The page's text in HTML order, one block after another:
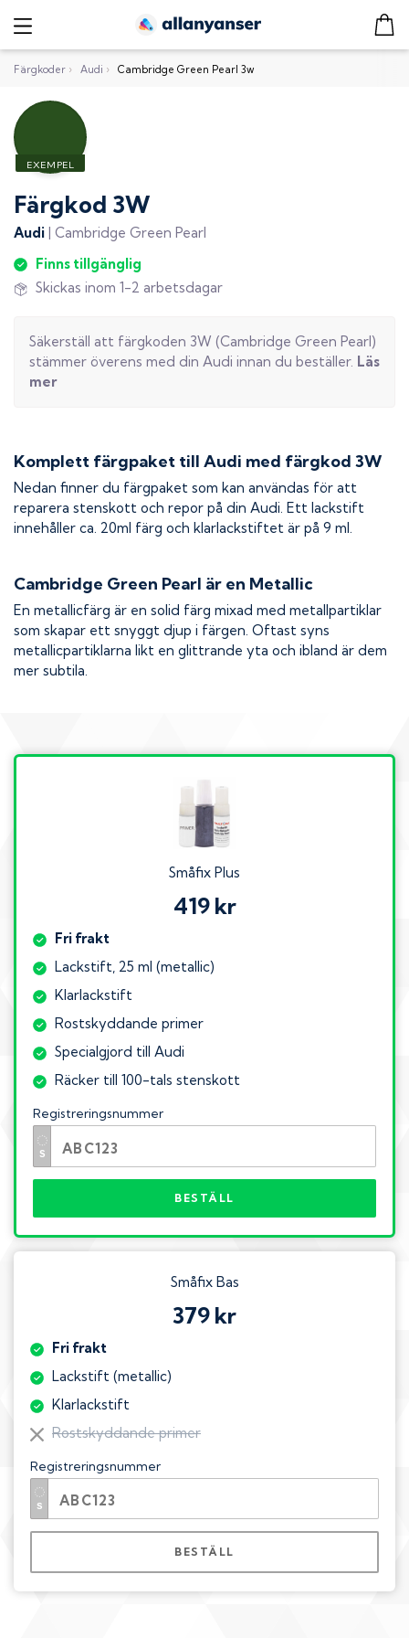
Färgkoder › Audi › Cambridge Green Pearl 3w
Färgkod 3W
Audi | Cambridge Green Pearl
Finns tillgänglig
Skickas inom 1-2 arbetsdagar
Säkerställ att färgkoden 3W (Cambridge Green Pearl)
stämmer överens med din Audi innan du beställer. Läs
mer
Komplett färgpaket till Audi med färgkod 3W
Nedan finner du färgpaket som kan användas för att
reparera stenskott och repor på din Audi. Ett lackstift
innehåller ca. 20ml färg och klarlackstiftet är på 9 ml.
Cambridge Green Pearl är en Metallic
En metallicfärg är en solid färg mixad med metallpartiklar
som skapar ett snyggt djup i färgen. Oftast syns
metallicpartiklarna likt en glittrande yta och ibland är dem
mer subtila.
Småfix Plus
419 kr
Fri frakt
Lackstift, 25 ml (metallic)
Klarlackstift
Rostskyddande primer
Specialgjord till Audi
Räcker till 100-tals stenskott
Registreringsnummer
BESTÄLL
Småfix Bas
379 kr
Fri frakt
Lackstift (metallic)
Klarlackstift
Rostskyddande primer
Registreringsnummer
BESTÄLL